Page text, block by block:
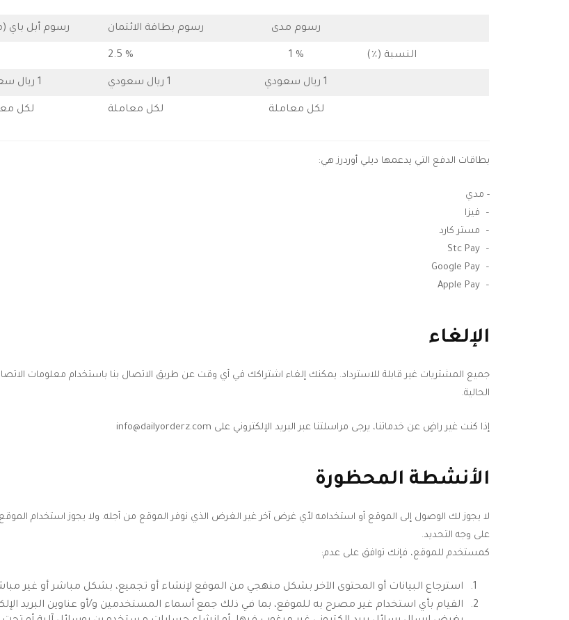
رسوم مدى رسوم بطاقة الائتمان رسوم أبل باي
النسبة (٪) % 1
% 2.5
1 ريال سعودي 1 ريال سعودي 1 ريال سعودي
لكل معاملة لكل معاملة لكل
بطاقات الدفع التي يدعمها ديلي أوردرز هي:
- مدي
– فيزا
– مستر كارد
– Stc Pay
– Google Pay
– Apple Pay
الإلغاء
جميع المشتريات غير قابلة للاسترداد. يمكنك إلغاء اشتراكك في أي وقت عن طريق الاتصال بنا باستخدام معلومات
الحالية.
إذا كنت غير راضٍ عن خدماتنا، يرجى مراسلتنا عبر البريد الإلكتروني على info@dailyorderz.com
الأنشطة المحظورة
لا يجوز لك الوصول إلى الموقع أو استخدامه لأي غرض آخر غير الغرض الذي نوفر الموقع من أجله. ولا يجوز استخدام الموقع
على وجه التحديد.
كمستخدم للموقع، فإنك توافق على عدم:
استرجاع البيانات أو المحتوى الآخر بشكل منهجي من الموقع لإنشاء أو تجميع، بشكل مباشر أو غير
القيام بأي استخدام غير مصرح به للموقع، بما في ذلك جمع أسماء المستخدمين و/أو عناوين البريد